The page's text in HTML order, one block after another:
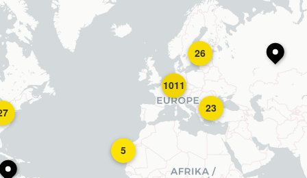
26
5
23
1011